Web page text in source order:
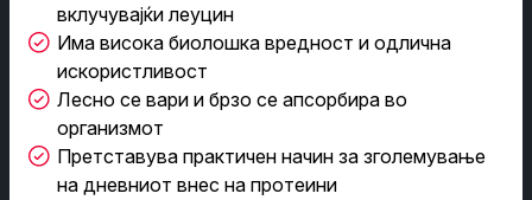
вклучувајќи леуцин
Има висока биолошка вредност и одлична
искористливост
Лесно се вари и брзо се апсорбира во
организмот
Претставува практичен начин за зголемување
на дневниот внес на протеини